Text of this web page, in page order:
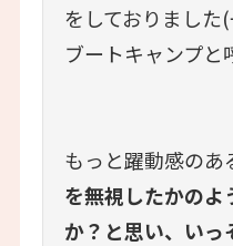
をしておりました
ブートキャンプと
もっと躍動感のあ
を無視したかのよ
か？と思い、いっ